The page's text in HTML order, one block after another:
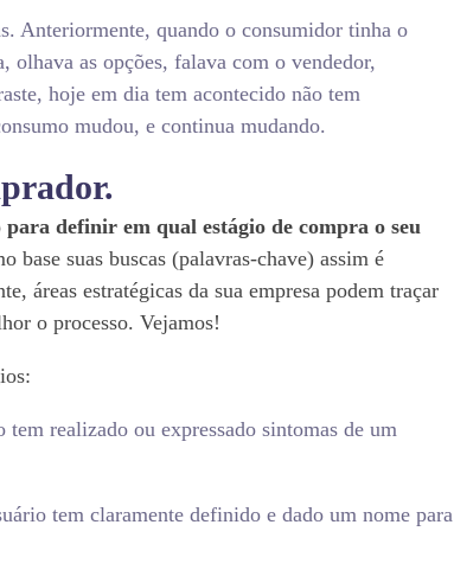
Anteriormente, quando o consumidor tinha o
as opções, falava com o vendedor,
hoje em dia tem acontecido não tem
mudou, e continua mudando.
definir em qual estágio de compra o seu
base suas buscas (palavras-chave) assim é
áreas estratégicas da sua empresa podem traçar
o processo. Vejamos!
tem realizado ou expressado sintomas de um
tem claramente definido e dado um nome para